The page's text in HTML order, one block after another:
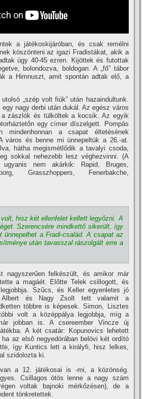
a játékoskijáróban, és csak remélni
köszönteni az igazi Fradistákat, akik a
úgy 40-45 ezren. Kijöttek és futottak
bolondozva, boldogan. A „fő” tábor
a Himnuszt, amit spontán adtak elő, a
„szép volt fiúk” után hazaindultunk.
nagy derbi után dukál. Az egész város
a zászlók és tülköltek a kocsik. Az egyik
egy cí­mer dí­szelgett. Pompás
mindenhonnan a csapat éltetésének
város és benne mi ünnepeltük a 26.-at.
hátha megismétlődik a tavalyi csoda,
sokkal nehezebb lesz véghezvinni. (A
ugyanis nem akárkik: Rapid, Bruges,
Grasszhoppers, Fenerbakche,
hisz két ellenfelet kellett legyőzni. A
Szerencsére mindkettő sikerült, í­gy
ünnepelhet a Fradi-család. A csapat az
után tavasszal rászolgált erre a
nagyszerűen felkészült, és amikor már
a magáét. Előtte Telek csillogott, és
Szűcs, és Keller egyenletes jó
Albert és Nagy Zsolt tett valamit a
többre is képesek. Simon, Lisztes
volt a középpálya legjobbja, mí­g a
jobban is. A csereember Vincze új
A két csatár: Kopunovics lehetett
az első negyedórában belövi két ordí­tó
í­gy Kuntics lett a királyfi, hisz lelkes,
szidolozta ki.
a 12. játékosai is -mi, a közönség.
Csillagos ötös lenne a nagy szám
voltak bajnoki mérkőzésen), de a
tönkretettek.